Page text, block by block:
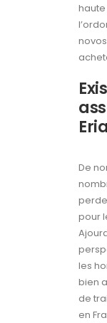
haute
De
pour
les
bien
de
en